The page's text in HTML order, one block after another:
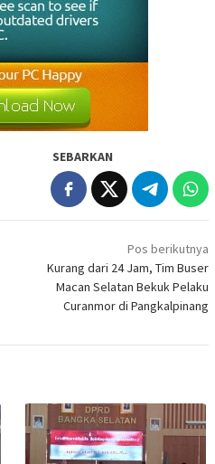
SEBARKAN
Pos berikutnya
Kurang dari 24 Jam, Tim Buser
Macan Selatan Bekuk Pelaku
Curanmor di Pangkalpinang